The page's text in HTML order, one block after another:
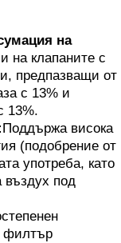
на
на клапаните с
предпазващи от
с 13% и
13%.
Поддържа висока
(подобрение от
употреба, като
въздух под
филтър